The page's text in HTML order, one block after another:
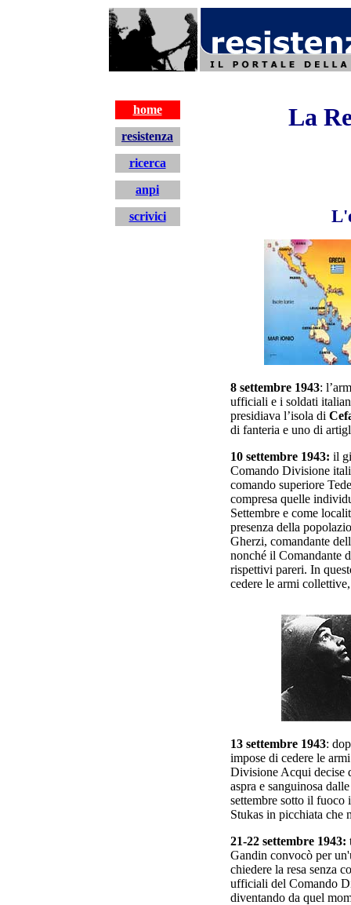
home La
8 settembre 1943:
ufficiali e i soldati
presidiava l’isola di
di fanteria e uno di
10 settembre 1943: il
Comando Divisione
comando superiore
compresa quelle
Settembre e come
presenza della
Gherzi, comandante
nonché il Comandante
rispettivi pareri. In
cedere le armi
13 settembre 1943:
impose di cedere le
Divisione Acqui decise
aspra e sanguinosa
settembre sotto il fuoco
Stukas in picchiata che
21-22 settembre 1943:
Gandin convocò per
chiedere la resa senza
ufficiali del Comando
diventando da quel
resistenza
ricerca
anpi
scrivici